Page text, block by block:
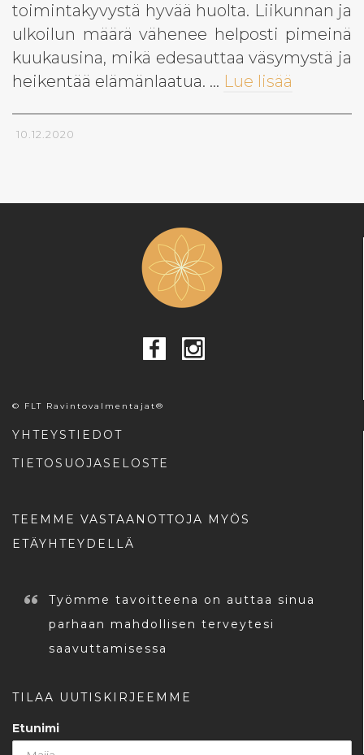
toimintakyvystä hyvää huolta. Liikunnan ja
ulkoilun määrä vähenee helposti pimeinä
kuukausina, mikä edesauttaa väsymystä ja
heikentää elämänlaatua. … Lue lisää
10.12.2020
© FLT Ravintovalmentajat®
YHTEYSTIEDOT
TIETOSUOJASELOSTE
TEEMME VASTAANOTTOJA MYÖS
ETÄYHTEYDELLÄ
Työmme tavoitteena on auttaa sinua
parhaan mahdollisen terveytesi
saavuttamisessa
TILAA UUTISKIRJEEMME
Etunimi